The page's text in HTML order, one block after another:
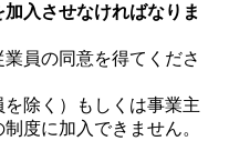
入させなければなりま
員の同意を得てくださ
除く）もしくは事業主
度に加入できません。